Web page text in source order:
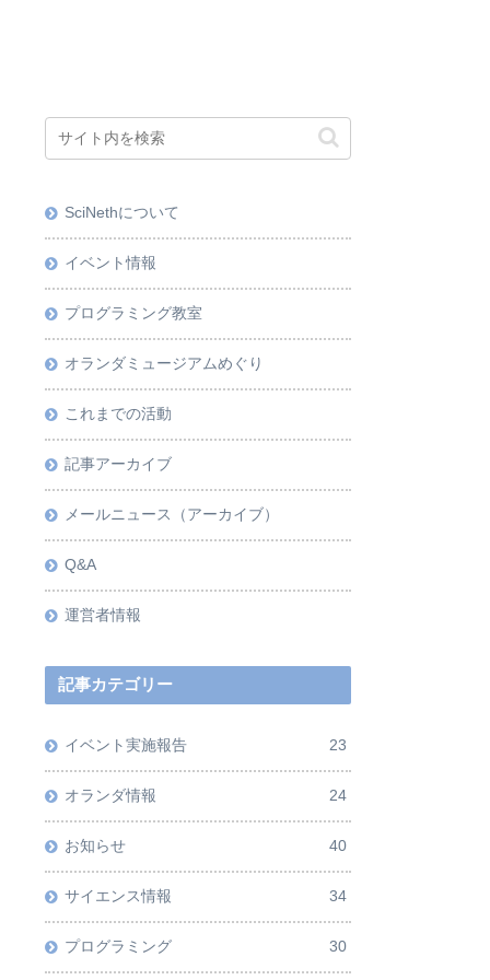
SciNethについて
イベント情報
プログラミング教室
オランダミュージアムめぐり
これまでの活動
記事アーカイブ
メールニュース（アーカイブ）
Q&A
運営者情報
記事カテゴリー
イベント実施報告 23
オランダ情報 24
お知らせ 40
サイエンス情報 34
プログラミング 30